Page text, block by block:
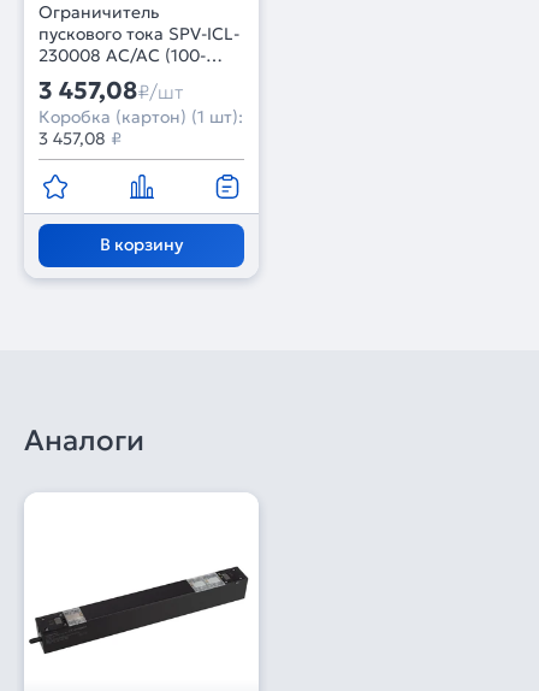
Ограничитель
пускового тока SPV-ICL-
230008 AC/AC (100-
240V, 8A) (Arlight, IP20
Пластик, 5 лет)
3 457,08₽/шт
Коробка (картон) (1 шт):
3 457,08 ₽
В корзину
Аналоги